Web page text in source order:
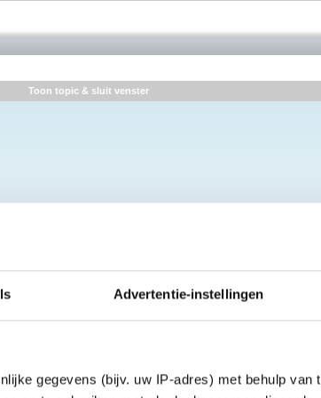
Advertentie-instellingen
gegevens (bijv. uw IP-adres) met behulp van
Toon topic & sluit venster